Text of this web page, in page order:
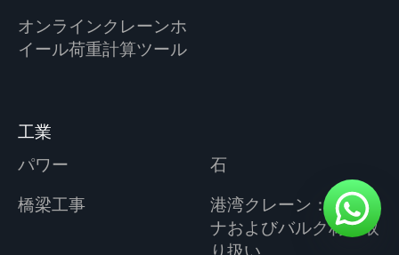
オンラインクレーンホ
イール荷重計算ツール
工業
パワー
石
橋梁工事
港湾クレーン：コンテ
ナおよびバルク材の取